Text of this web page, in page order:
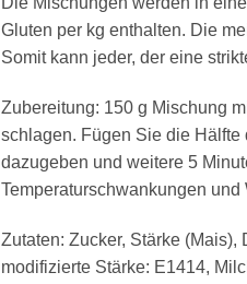
Gluten per kg enthalten. Die
Somit kann jeder, der eine
Zubereitung: 150 g Mischung
schlagen. Fügen Sie die
dazugeben und weitere 5
Temperaturschwankungen
Zutaten: Zucker, Stärke
modifizierte Stärke: E1414,